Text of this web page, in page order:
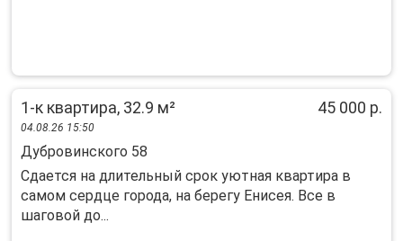
1-к квартира, 32.9 м² 45 000 р.
04.08.26 15:50
Дубровинского 58
Сдается на длительный срок уютная квартира в
самом сердце города, на берегу Енисея. Все в
шаговой до...